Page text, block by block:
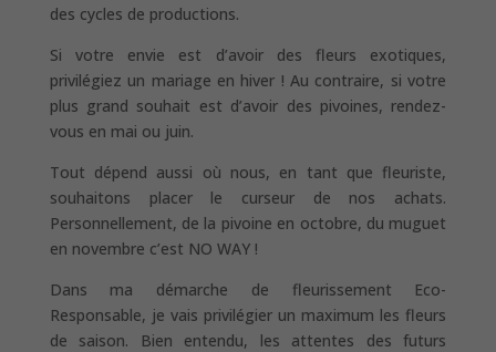
des cycles de productions.
Si votre envie est d’avoir des fleurs exotiques,
privilégiez un mariage en hiver ! Au contraire, si votre
plus grand souhait est d’avoir des pivoines, rendez-
vous en mai ou juin.
Tout dépend aussi où nous, en tant que fleuriste,
souhaitons placer le curseur de nos achats.
Personnellement, de la pivoine en octobre, du muguet
en novembre c’est NO WAY !
Dans ma démarche de fleurissement Eco-
Responsable, je vais privilégier un maximum les fleurs
de saison. Bien entendu, les attentes des futurs